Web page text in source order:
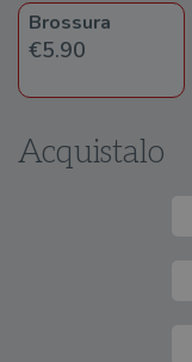
Brossura
€5.90
Acquistalo